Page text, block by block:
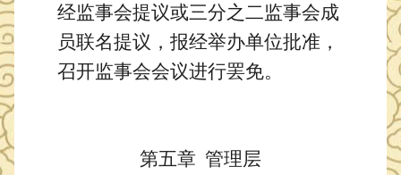
经监事会提议或三分之二监事会成
员联名提议，报经举办单位批准，
召开监事会会议进行罢免。
第五章 管理层